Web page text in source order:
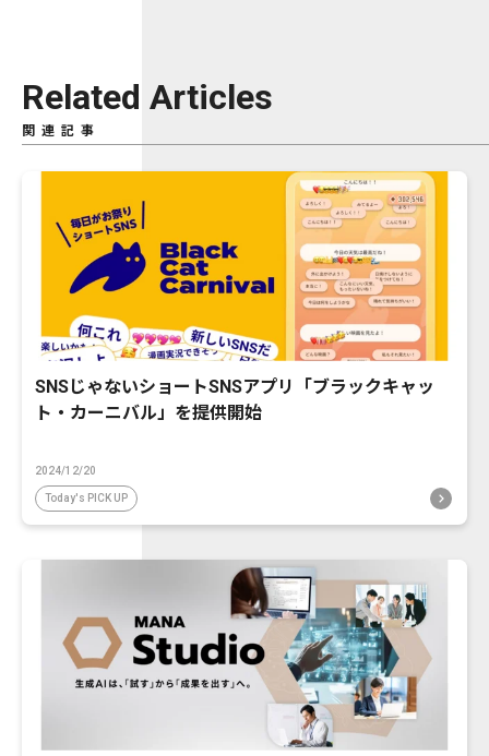
Related Articles
関連記事
SNSじゃないショートSNSアプリ「ブラックキャッ
ト・カーニバル」を提供開始
2024/12/20
Today's PICK UP